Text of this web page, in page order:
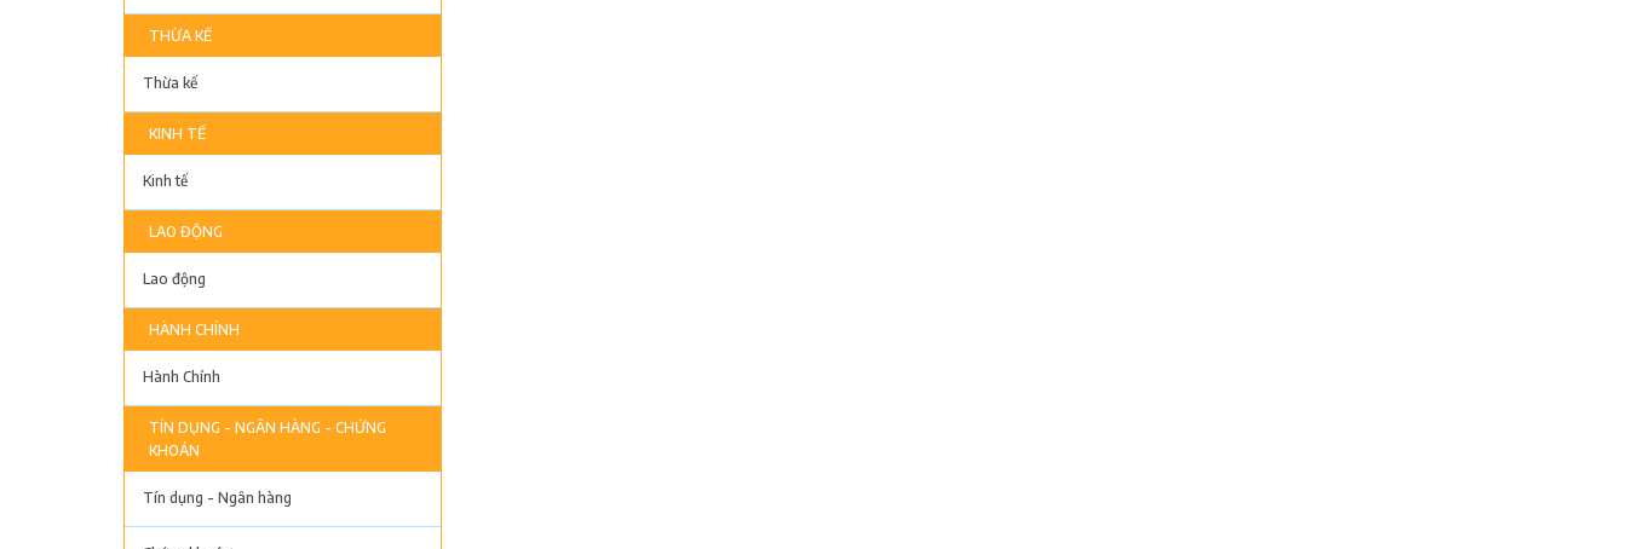
THỪA KẾ
Thừa kế
KINH TẾ
Kinh tế
LAO ĐỘNG
Lao động
HÀNH CHÍNH
Hành Chính
TÍN DỤNG - NGÂN HÀNG - CHỨNG
KHOÁN
Tín dụng - Ngân hàng